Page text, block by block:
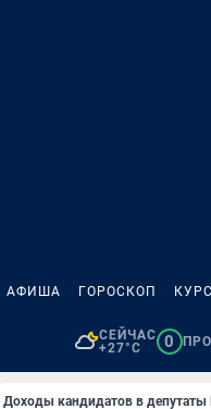
АФИША ГОРОСКОП
СЕЙЧАС
+27°C
0
Доходы кандидатов в депутаты